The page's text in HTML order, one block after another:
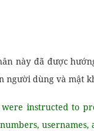
này đã được
người dùng và mật
were instructed to
usernames,